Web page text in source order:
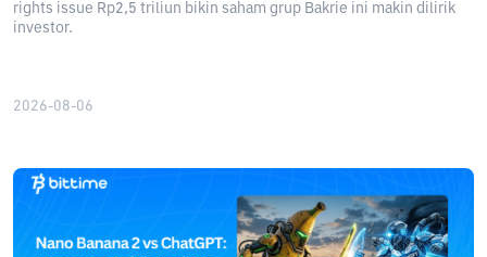
rights issue Rp2,5 triliun bikin saham grup Bakrie ini makin dilirik
investor.
2026-08-06